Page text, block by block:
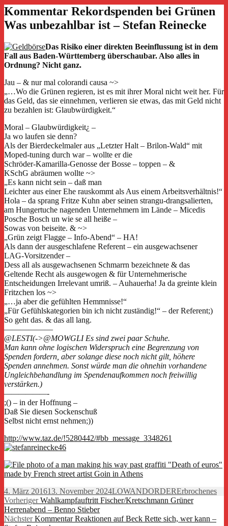
Kommentar Rekordspenden bei Grünen
Was unbezahlbar ist – Stefan Reinecke
Das Risiko einer direkten Beeinflussung ist in dem
Fall aus Baden-Württemberg überschaubar. Also alles in
Ordnung? Nicht ganz.
Jau – & nur mal colorandi causa ~>
„…Wo die Grünen regieren, ist es mit ihrer Moral nicht weit her. Für
das Geld, das sie einnehmen, verlieren sie etwas, das mit Geld nicht
zu bezahlen ist: Glaubwürdigkeit.“
Moral – Glaubwürdigkeit¿ –
Ja wo laufen sie denn?
Als der Bierdeckelmaler aus „Letzter Halt – Brilon-Wald“ mit
Moped-tuning durch war – wollte er die
Schröder-Kamarilla-Genosse der Bosse – toppen – &
KSchG abräumen wollte ~>
„Es kann nicht sein – daß man
Leichter aus einer Ehe rauskommt als Aus einem Arbeitsverhältnis!“
Hola – da sprang Fritze Kuhn aber seinen strangu-drangsalierten,
am Hungertuche nagenden Unternehmern im Lände – Micedis
Posche Bosch un wie se all heiße –
Sowas von beiseite. & ~>
„Grün zeigt Flagge – Info-Abend“ – HA!
Als dann der ausgeschlafene Referent – ein ausgewachsener
LAG-Vorsitzender –
Dess all als ausgewachsenen Schmarrn bezeichnete & das
Geltende Recht als ausgewogen & für Unternehmerische
Entscheidungen Irrelevant umriß. – Auhauerha! Ja da greinte klein
Fritzchen los ~>
„…ja aber die gefühlten Hemmnisse!“
„Für Gefühlskategorien bin ich nicht zuständig!“ – der Referent;)
So geht das. & das all lang.
——————
@LESTI(->@MOWGLI Es sind zwei paar Schuhe.
Man kann ohne logischen Widerspruch eine Begrenzung von
Spenden fordern, aber solange diese noch nicht gilt, höhere
Spenden annehmen. Sonst würde man die ohnehin vorhandene
Ungleichbehandlung im Spendenaufkommen noch freiwillig
verstärken.)
——————-
;() – in der Hoffnung –
Daß Sie diesen Sockenschuß
Selbst nicht ernst nehmen;))
http://www.taz.de/!5280442/#bb_message_3348261
Veröffentlicht
am
4. März 201613. November 2024Autor
LOWANDORDERKategorien
Erbrochenes
Beitragsnavigation
Vorheriger Vorheriger
Beitrag:
Wahlkampfauftritt Fischer/Kretschmann Grüner
Herrenabend – Benno Stieber
Nächster Nächster
Kommentar Reaktionen auf Beck Rette sich, wer kann –